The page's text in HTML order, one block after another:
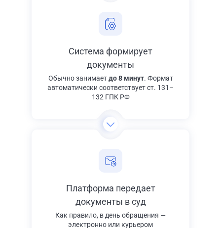
Система формирует
документы
Обычно занимаетдо 8 минут. Формат
автоматически соответствует ст. 131–
132 ГПК РФ
Платформа передает
документы в суд
Как правило, в день обращения —
электронно или курьером